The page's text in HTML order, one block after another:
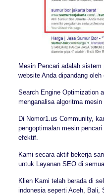
Mesin Pencari adalah
website Anda dipandang oleh
Search Engine Optimization
menganalisa algoritma mesin
Di Nomor1.us Community,
pengoptimalan mesin
efektif.
Kami secara aktif bekerja
untuk Layanan SEO di
Klien Kami telah berada di
indonesia seperti Aceh, Bali,